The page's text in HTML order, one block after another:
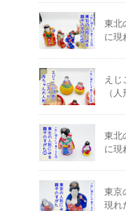
東北
に現
えじ
（
東北
に現
東京
現れ